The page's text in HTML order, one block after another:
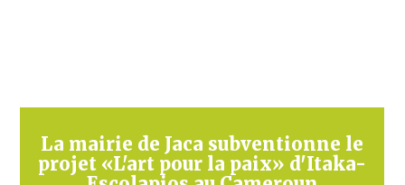
La mairie de Jaca subventionne le
projet «L'art pour la paix» d'Itaka-